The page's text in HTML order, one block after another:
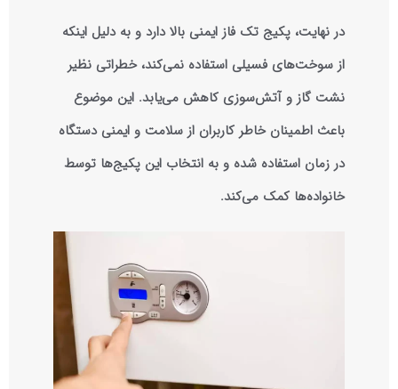
در نهایت، پکیج تک فاز ایمنی بالا دارد و به دلیل اینکه
از سوخت‌های فسیلی استفاده نمی‌کند، خطراتی نظیر
نشت گاز و آتش‌سوزی کاهش می‌یابد. این موضوع
باعث اطمینان خاطر کاربران از سلامت و ایمنی دستگاه
در زمان استفاده شده و به انتخاب این پکیج‌ها توسط
خانواده‌ها کمک می‌کند.